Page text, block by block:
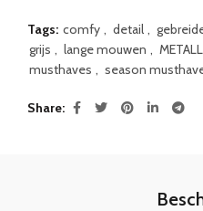
Tags: comfy , detail ,
grijs , lange mouwen ,
musthaves , season
Share